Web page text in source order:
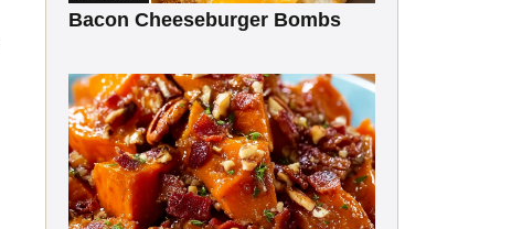
Bacon Cheeseburger Bombs